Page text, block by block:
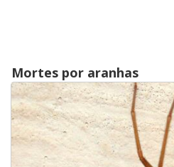
Mortes por aranhas